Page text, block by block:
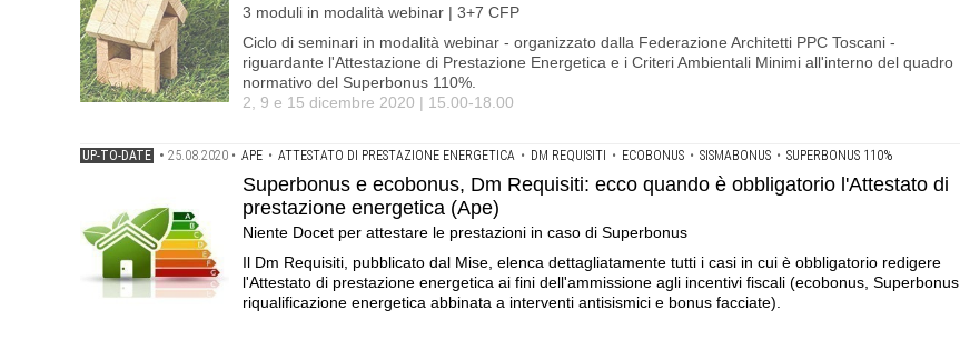
3 moduli in modalità webinar | 3+7 CFP
Ciclo di seminari in modalità webinar - organizzato dalla Federazione Architetti PPC Toscani -
riguardante l'Attestazione di Prestazione Energetica e i Criteri Ambientali Minimi all'interno del quadro
normativo del Superbonus 110%.
2, 9 e 15 dicembre 2020 | 15.00-18.00
UP-TO-DATE • 25.08.2020 • APE • ATTESTATO DI PRESTAZIONE ENERGETICA • DM REQUISITI • ECOBONUS • SISMABONUS • SUPERBONUS 110%
Superbonus e ecobonus, Dm Requisiti: ecco quando è obbligatorio l'Attestato di
prestazione energetica (Ape)
Niente Docet per attestare le prestazioni in caso di Superbonus
Il Dm Requisiti, pubblicato dal Mise, elenca dettagliatamente tutti i casi in cui è obbligatorio redigere
l'Attestato di prestazione energetica ai fini dell'ammissione agli incentivi fiscali (ecobonus, Superbonus,
riqualificazione energetica abbinata a interventi antisismici e bonus facciate).